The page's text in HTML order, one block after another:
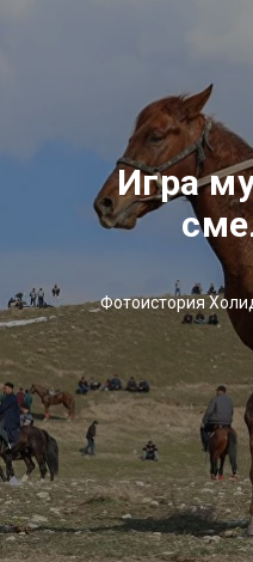
Игра
Фотоистория